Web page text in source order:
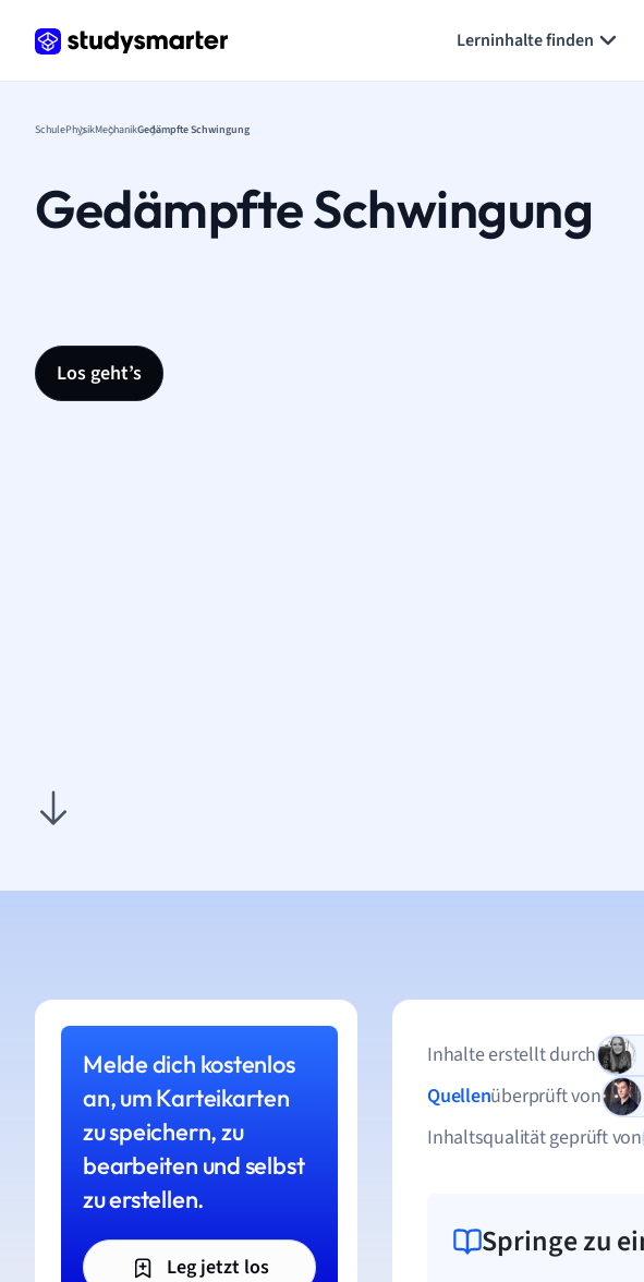
Lerninhalte finden
SchulePhysikMechanikGedämpfte Schwingung
Gedämpfte Schwingung
Los geht’s
Melde dich kostenlos
an, um Karteikarten
zu speichern, zu
bearbeiten und selbst
zu erstellen.
Leg jetzt los
Inhalte erstellt durch
Quellenüberprüft von
Inhaltsqualität geprüft von
Springe zu